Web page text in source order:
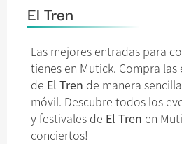
El Tren
Las mejores entradas para
tienes en Mutick. Compra
de El Tren de manera
móvil. Descubre todos los
y festivales de El Tren en
conciertos!